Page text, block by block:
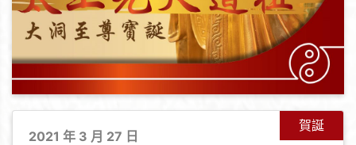
賀誕
2021 年 3 月 27 日